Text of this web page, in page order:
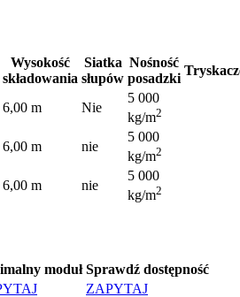
Wysokość
składowania
Siatka
słupów
Nośność
posadzki
6,00 m Nie
5 000
kg/m2
6,00 m nie
5 000
kg/m2
6,00 m nie
5 000
kg/m2
moduł Sprawdź dostępność
ZAPYTAJ